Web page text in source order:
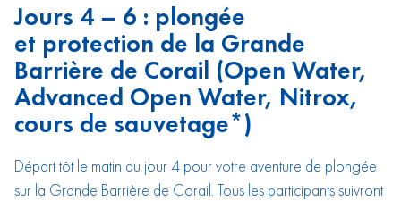
Jours 4 – 6 : plongée
et protection de la Grande
Barrière de Corail (Open Water,
Advanced Open Water, Nitrox,
cours de sauvetage*)
Départ tôt le matin du jour 4 pour votre aventure de plongée
sur la Grande Barrière de Corail. Tous les participants suivront